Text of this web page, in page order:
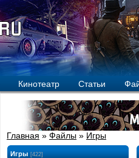
Кинотеатр Статьи
Главная » Файлы » Игры
Игры [422]